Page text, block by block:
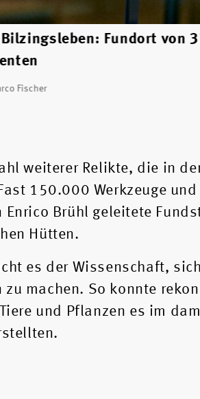
Fundort von
Fischer
weiterer Relikte, die in
150.000 Werkzeuge
Enrico Brühl geleitete
Hütten.
es der Wissenschaft,
machen. So konnte
und Pflanzen es im